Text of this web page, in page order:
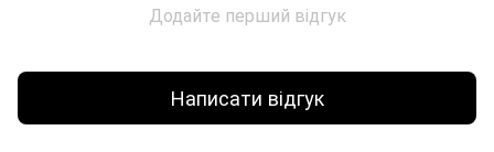
Додайте перший відгук
Написати відгук